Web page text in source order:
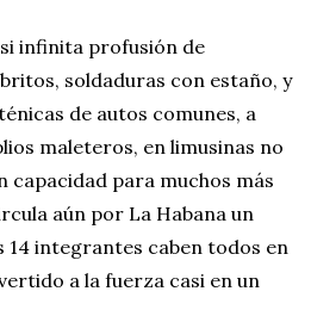
infinita profusión de
soldaduras con estaño, y
de autos comunes, a
maleteros, en limusinas no
capacidad para muchos más
aún por La Habana un
14 integrantes caben todos en
a la fuerza casi en un